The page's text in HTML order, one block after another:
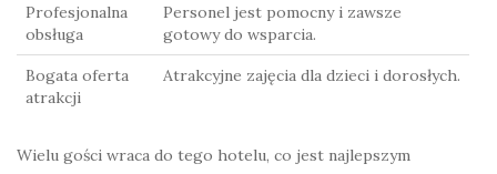
Profesjonalna
obsługa
Personel jest pomocny i zawsze
gotowy do wsparcia.
Bogata oferta
atrakcji
Atrakcyjne zajęcia dla dzieci i dorosłych.
Wielu gości wraca do tego hotelu, co jest najlepszym